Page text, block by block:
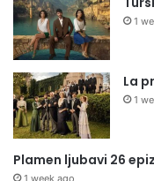
1
La
1
Plamen ljubavi 26
1 week ago